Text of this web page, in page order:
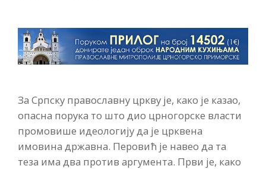
За Српску православну цркву је, како је казао,
опасна порука то што дио црногорске власти
промовише идеологију да је црквена
имовина државна. Перовић је навео да та
теза има два против аргумента. Први је, како